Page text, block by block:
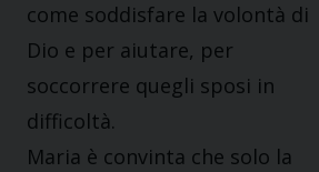
come soddisfare la volontà di
Dio e per aiutare, per
soccorrere quegli sposi in
difficoltà.
Maria è convinta che solo la